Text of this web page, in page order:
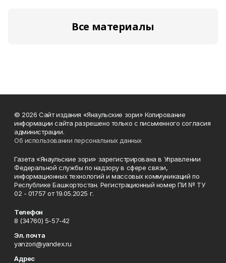
Все материалы
© 2026 Сайт издания «Янаульские зори» Копирование
информации сайта разрешено только с письменного согласия
администрации.
Об использовании персональных данных
Газета «Янаульские зори» зарегистрирована в Управлении
Федеральной службы по надзору в сфере связи,
информационных технологий и массовых коммуникаций по
Республике Башкортостан. Регистрационный номер ПИ № ТУ
02 - 01757 от 19.05.2025 г.
Телефон
8 (34760) 5-57-42
Эл. почта
yanzori@yandex.ru
Адрес